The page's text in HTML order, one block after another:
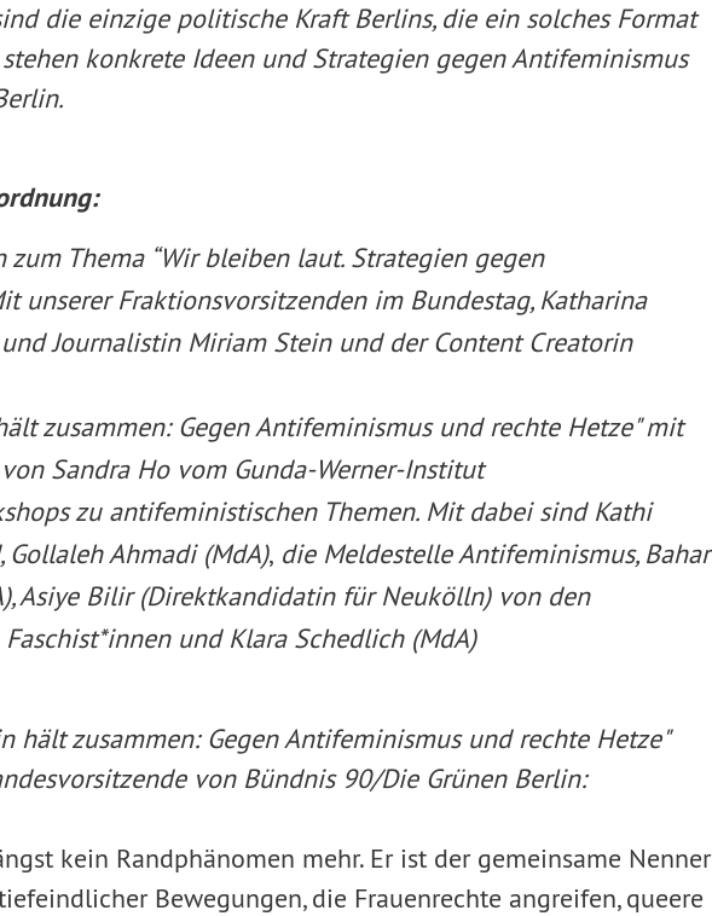
die einzige politische Kraft Berlins, die ein solches Format
konkrete Ideen und Strategien gegen Antifeminismus
zum Thema “Wir bleiben laut. Strategien gegen
unserer Fraktionsvorsitzenden im Bundestag, Katharina
Journalistin Miriam Stein und der Content Creatorin
zusammen: Gegen Antifeminismus und rechte Hetze" mit
Sandra Ho vom Gunda-Werner-Institut
zu antifeministischen Themen. Mit dabei sind Kathi
Gollaleh Ahmadi (MdA),die Meldestelle Antifeminismus, Bahar
Asiye Bilir (Direktkandidatin für Neukölln) von den
und Klara Schedlich (MdA)
hält zusammen: Gegen Antifeminismus und rechte Hetze"
von Bündnis 90/Die Grünen Berlin:
kein Randphänomen mehr. Er ist der gemeinsame Nenner
Bewegungen, die Frauenrechte angreifen, queere